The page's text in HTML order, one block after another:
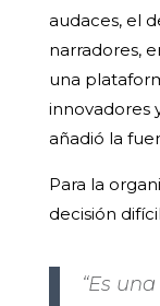
audaces, el
narradores,
una
innovadores
añadió la
Para la
decisión
“Es